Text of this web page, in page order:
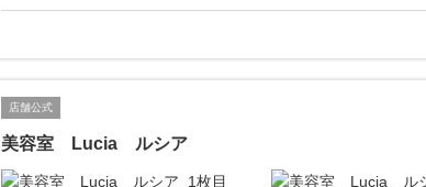
店舗公式
美容室 Lucia ルシア